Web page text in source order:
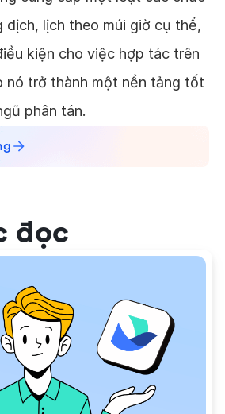
dịch, lịch theo múi giờ cụ thể,
kiện cho việc hợp tác trên
nó trở thành một nền tảng tốt
phân tán.
đọc